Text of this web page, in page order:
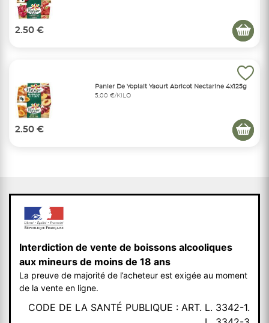
2.50 €
Panier De Yoplait Yaourt Abricot Nectarine 4x125g
5,00 €/KILO
2.50 €
Interdiction de vente de boissons alcooliques
aux mineurs de moins de 18 ans
La preuve de majorité de l’acheteur est exigée au moment
de la vente en ligne.
CODE DE LA SANTÉ PUBLIQUE : ART. L. 3342-1.